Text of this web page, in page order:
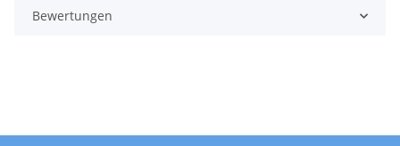
Bewertungen